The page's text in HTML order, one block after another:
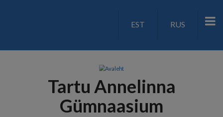
LANGUAGE
EST RUS
Tartu Annelinna
Gümnaasium